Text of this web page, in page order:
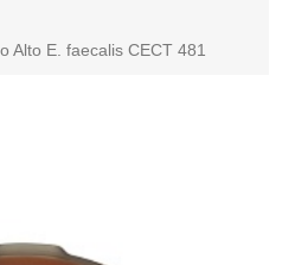
Alto E. faecalis CECT 481